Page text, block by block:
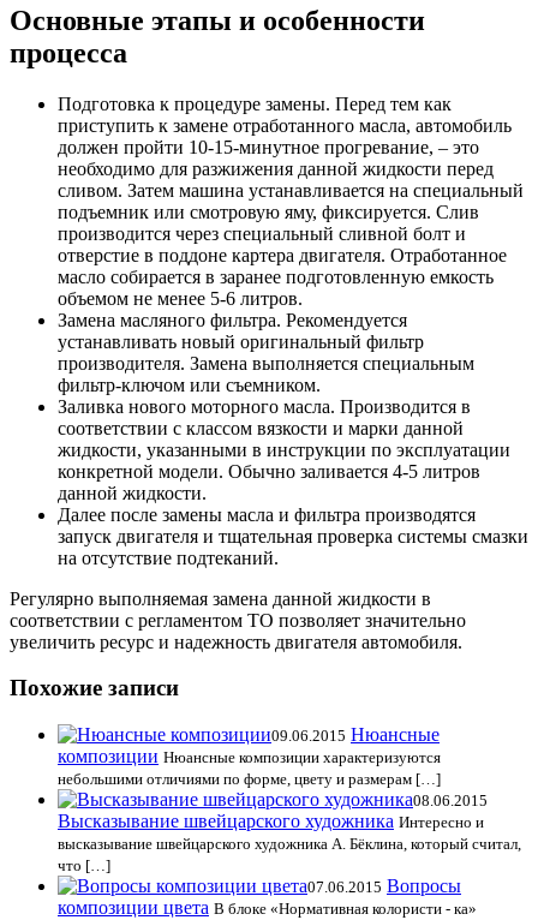
Основные этапы и особенности
процесса
Подготовка к процедуре замены. Перед тем как
приступить к замене отработанного масла, автомобиль
должен пройти 10-15-минутное прогревание, – это
необходимо для разжижения данной жидкости перед
сливом. Затем машина устанавливается на специальный
подъемник или смотровую яму, фиксируется. Слив
производится через специальный сливной болт и
отверстие в поддоне картера двигателя. Отработанное
масло собирается в заранее подготовленную емкость
объемом не менее 5-6 литров.
Замена масляного фильтра. Рекомендуется
устанавливать новый оригинальный фильтр
производителя. Замена выполняется специальным
фильтр-ключом или съемником.
Заливка нового моторного масла. Производится в
соответствии с классом вязкости и марки данной
жидкости, указанными в инструкции по эксплуатации
конкретной модели. Обычно заливается 4-5 литров
данной жидкости.
Далее после замены масла и фильтра производятся
запуск двигателя и тщательная проверка системы смазки
на отсутствие подтеканий.
Регулярно выполняемая замена данной жидкости в
соответствии с регламентом ТО позволяет значительно
увеличить ресурс и надежность двигателя автомобиля.
Похожие записи
09.06.2015 Нюансные
композиции Нюансные композиции характеризуются
небольшими отличиями по форме, цвету и размерам […]
08.06.2015
Высказывание швейцарского художника Интересно и
высказывание швейцарского художника А. Бёклина, который считал,
что […]
07.06.2015 Вопросы
композиции цвета В блоке «Нормативная колористи - ка»